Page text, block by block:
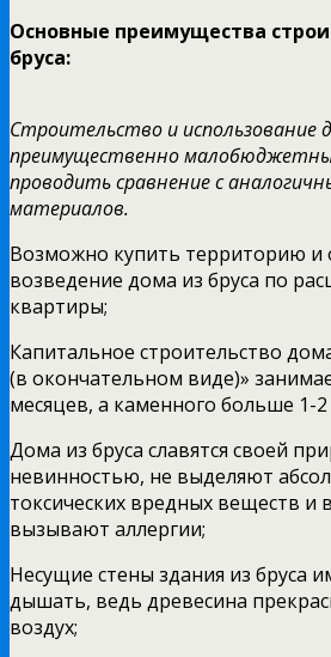
Основные преимущества
бруса:
Строительство и использование
преимущественно
проводить сравнение с
материалов.
Возможно купить территорию и
возведение дома из бруса по
квартиры;
Капитальное строительство
(в окончательном виде)»
месяцев, а каменного больше 1-2
Дома из бруса славятся своей
невинностью, не выделяют
токсических вредных веществ и
вызывают аллергии;
Несущие стены здания из бруса
дышать, ведь древесина
воздух;